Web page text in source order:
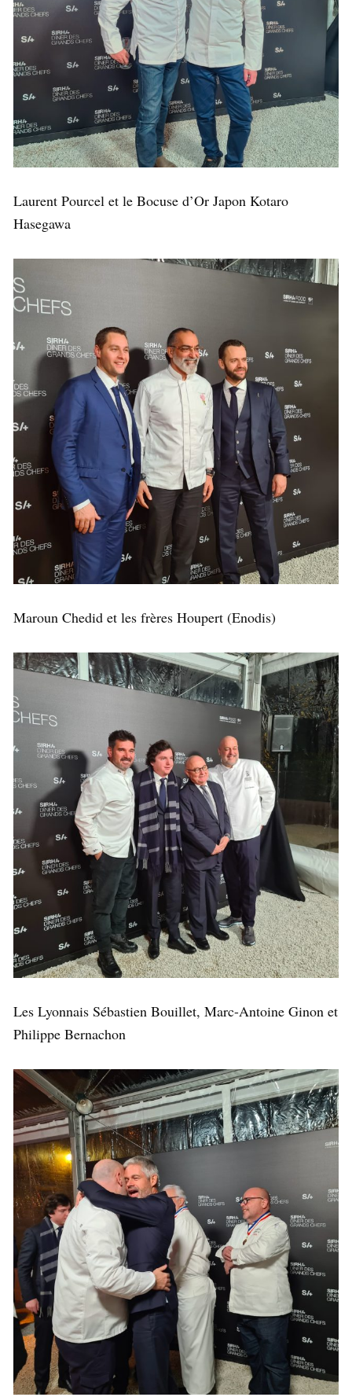
Laurent Pourcel et le Bocuse d’Or Japon Kotaro
Hasegawa
Maroun Chedid et les frères Houpert (Enodis)
Les Lyonnais Sébastien Bouillet, Marc-Antoine Ginon et
Philippe Bernachon